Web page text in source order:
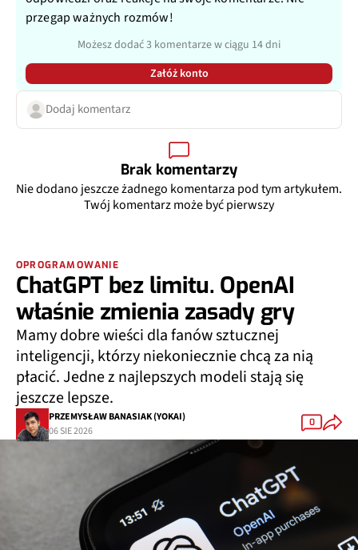
przegap ważnych rozmów!
Możesz dodać 3 komentarze w ciągu 14 dni
Załóż konto
Dodaj komentarz
Brak komentarzy
Nie dodano jeszcze żadnego komentarza pod tym artykułem.
Twój komentarz może być pierwszy
OPROGRAMOWANIE
ChatGPT bez limitu. OpenAI
właśnie zmienia zasady gry
Mamy dobre wieści dla fanów sztucznej
inteligencji, którzy niekoniecznie chcą za nią
płacić. Jedne z najlepszych modeli stają się
jeszcze lepsze.
PRZEMYSŁAW BANASIAK (YOKAI)
06 SIE 2026
0